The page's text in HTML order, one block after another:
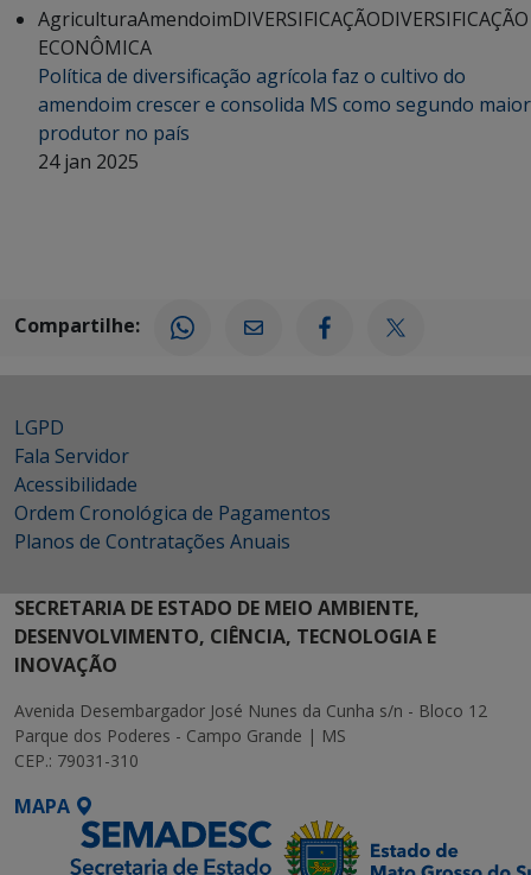
AgriculturaAmendoimDIVERSIFICAÇÃODIVERSIFICAÇÃO
ECONÔMICA
Política de diversificação agrícola faz o cultivo do
amendoim crescer e consolida MS como segundo maior
produtor no país
24 jan 2025
Compartilhe:
LGPD
Fala Servidor
Acessibilidade
Ordem Cronológica de Pagamentos
Planos de Contratações Anuais
SECRETARIA DE ESTADO DE MEIO AMBIENTE,
DESENVOLVIMENTO, CIÊNCIA, TECNOLOGIA E
INOVAÇÃO
Avenida Desembargador José Nunes da Cunha s/n - Bloco 12
Parque dos Poderes - Campo Grande | MS
CEP.: 79031-310
MAPA